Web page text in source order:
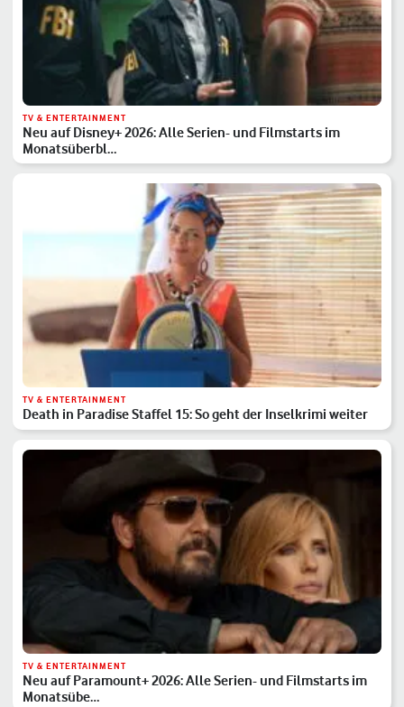
TV & ENTERTAINMENT
Neu auf Disney+ 2026: Alle Serien- und Filmstarts im
Monatsüberbl…
TV & ENTERTAINMENT
Death in Paradise Staffel 15: So geht der Inselkrimi weiter
TV & ENTERTAINMENT
Neu auf Paramount+ 2026: Alle Serien- und Filmstarts im
Monatsübe…